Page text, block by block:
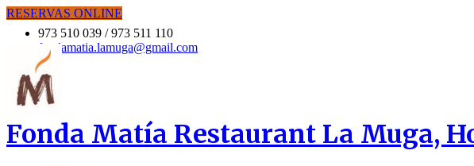
RESERVAS ONLINE
973 510 039 / 973 511 110
fondamatia.lamuga@gmail.com
Fonda Matía Restaurant La Muga,